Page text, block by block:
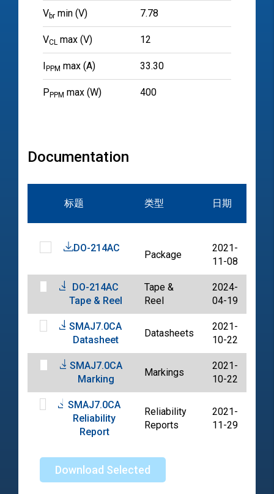
Vbr min (V) 7.78
VCL max (V) 12
PPM max (A) 33.30
P PPM max (W) 400
Documentation
标题 类型 日期
DO-214AC
Package
2021-
11-08
DO-214AC
Tape & Reel
Tape &
Reel
2024-
04-19
SMAJ7.0CA
Datasheet
Datasheets
2021-
10-22
SMAJ7.0CA
Marking
Markings
2021-
10-22
SMAJ7.0CA
Reliability
Report
Reliability
Reports
2021-
11-29
Download Selected